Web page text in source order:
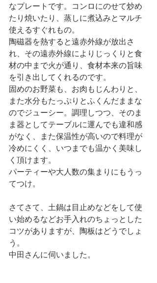
なプレートです。コンロにのせて炒め
たり焼いたり、蒸しに煮込みとマルチ
使えるすぐれもの。
陶磁器を熱すると遠赤外線が放出さ
れ、 その遠赤外線によりじっくりと食
材の中まで火が通り、食材本来の旨味
を引き出してくれるのです。
固めのお野菜も、お肉もじんわりと、
また水分もたっぷりとふくんだままな
のでジューシー。 調理しつつ、そのま
ま器としてテーブルに運んでも違和感
がなく、また保温性が高いので料理が
冷めにくく、いつまでも温かく美味し
く頂けます。
パーティーや大人数の集まりにもうっ
てつけ。
さてさて、土鍋は目止めなどをして使
い始めるなどお手入れのちょっとした
コツがありますが、陶板はどうでしょ
う。
中田さんに伺いました。